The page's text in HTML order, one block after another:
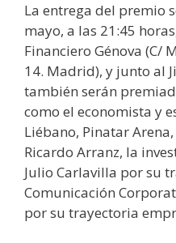
La entrega del premio
mayo, a las 21:45
Financiero Génova (C/
14. Madrid), y junto al
también serán
como el economista y
Liébano, Pinatar
Ricardo Arranz, la
Julio Carlavilla por su
Comunicación
por su trayectoria